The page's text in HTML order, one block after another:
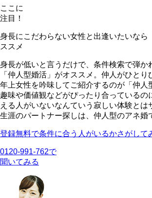
ここに
注目！
身長にこだわらない女性と出逢いたいなら
ススメ
身長が低いと言うだけで、条件検索で弾か
「仲人型婚活」 がオススメ。仲人がひとり
年上女性を吟味してご紹介するのが「仲人
趣味や価値観などがぴったり合っているの
える人がいないなんていう寂しい体験とは
生涯のパートナー探しは、仲人型のアネ婚
登録無料で条件に合う人がいるかさがして
0120-991-762で
聞いてみる